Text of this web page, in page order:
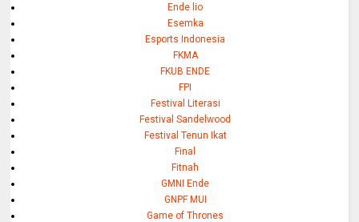
Ende lio
Esemka
Esports Indonesia
FKMA
FKUB ENDE
FPI
Festival Literasi
Festival Sandelwood
Festival Tenun Ikat
Final
Fitnah
GMNI Ende
GNPF MUI
Game of Thrones